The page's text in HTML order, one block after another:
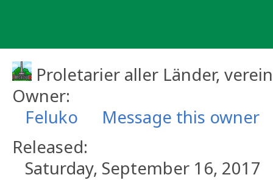
Proletarier aller Länder,
Owner:
Feluko
Message this owner
Released:
Saturday, September 16, 2017